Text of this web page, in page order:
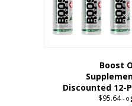
página
del
producto
Boost
Discounted 12-
$95.64 - o